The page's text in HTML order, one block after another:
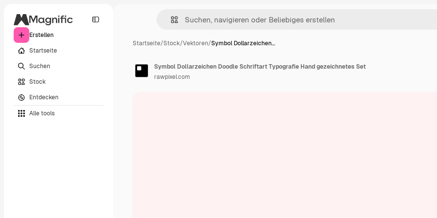
Erstellen
Startseite
Suchen
Stock
Entdecken
Alle tools
Startseite/Stock/Vektoren/Symbol Dollarzeichen…
Symbol Dollarzeichen Doodle Schriftart Typografie Hand gezeichnetes Set
rawpixel.com